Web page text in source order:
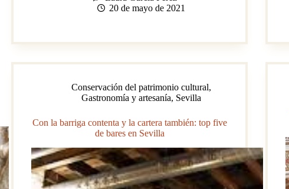
a
20 de mayo de 2021
Conservación del patrimonio cultural,
Gastronomía y artesanía, Sevilla
Con la barriga contenta y la cartera también: top five
de bares en Sevilla